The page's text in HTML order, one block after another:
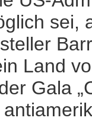
sei,
Land
Gala